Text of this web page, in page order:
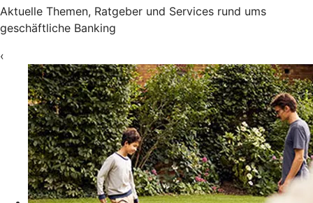
Aktuelle Themen, Ratgeber und Services rund ums
geschäftliche Banking
‹